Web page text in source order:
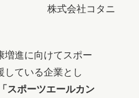
株式会社コタニ
増進に向けてスポー
している企業とし
「スポーツエールカン